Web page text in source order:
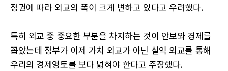
정권에 따라 외교의 폭이 크게 변하고 있다고 우려했다.
특히 외교 중 중요한 부분을 차지하는 것이 안보와 경제를
꼽았는데 정부가 이제 가치 외교가 아닌 실익 외교를 통해
우리의 경제영토를 보다 넓혀야 한다고 주장했다.